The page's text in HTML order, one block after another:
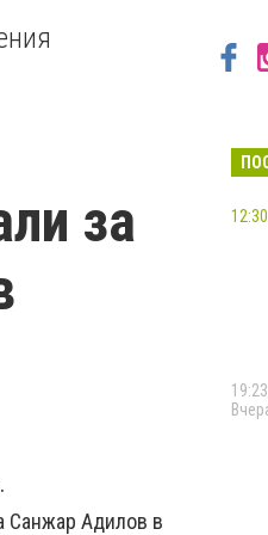
за
Санжар Адилов в
12:30
19:23